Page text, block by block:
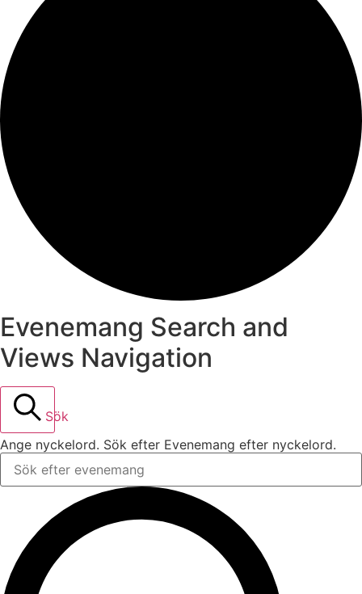
Evenemang Search and
Views Navigation
Sök
Ange nyckelord. Sök efter Evenemang efter nyckelord.